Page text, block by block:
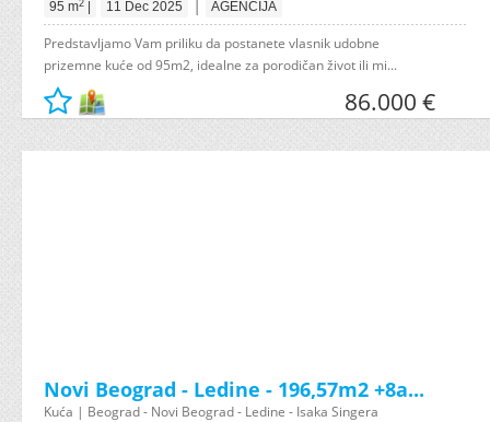
95 m2 11 Dec 2025 | AGENCIJA
Predstavljamo Vam priliku da postanete vlasnik udobne
prizemne kuće od 95m2, idealne za porodičan život ili mi...
86.000 €
Novi Beograd - Ledine - 196,57m2 +8a...
Kuća | Beograd - Novi Beograd - Ledine - Isaka Singera